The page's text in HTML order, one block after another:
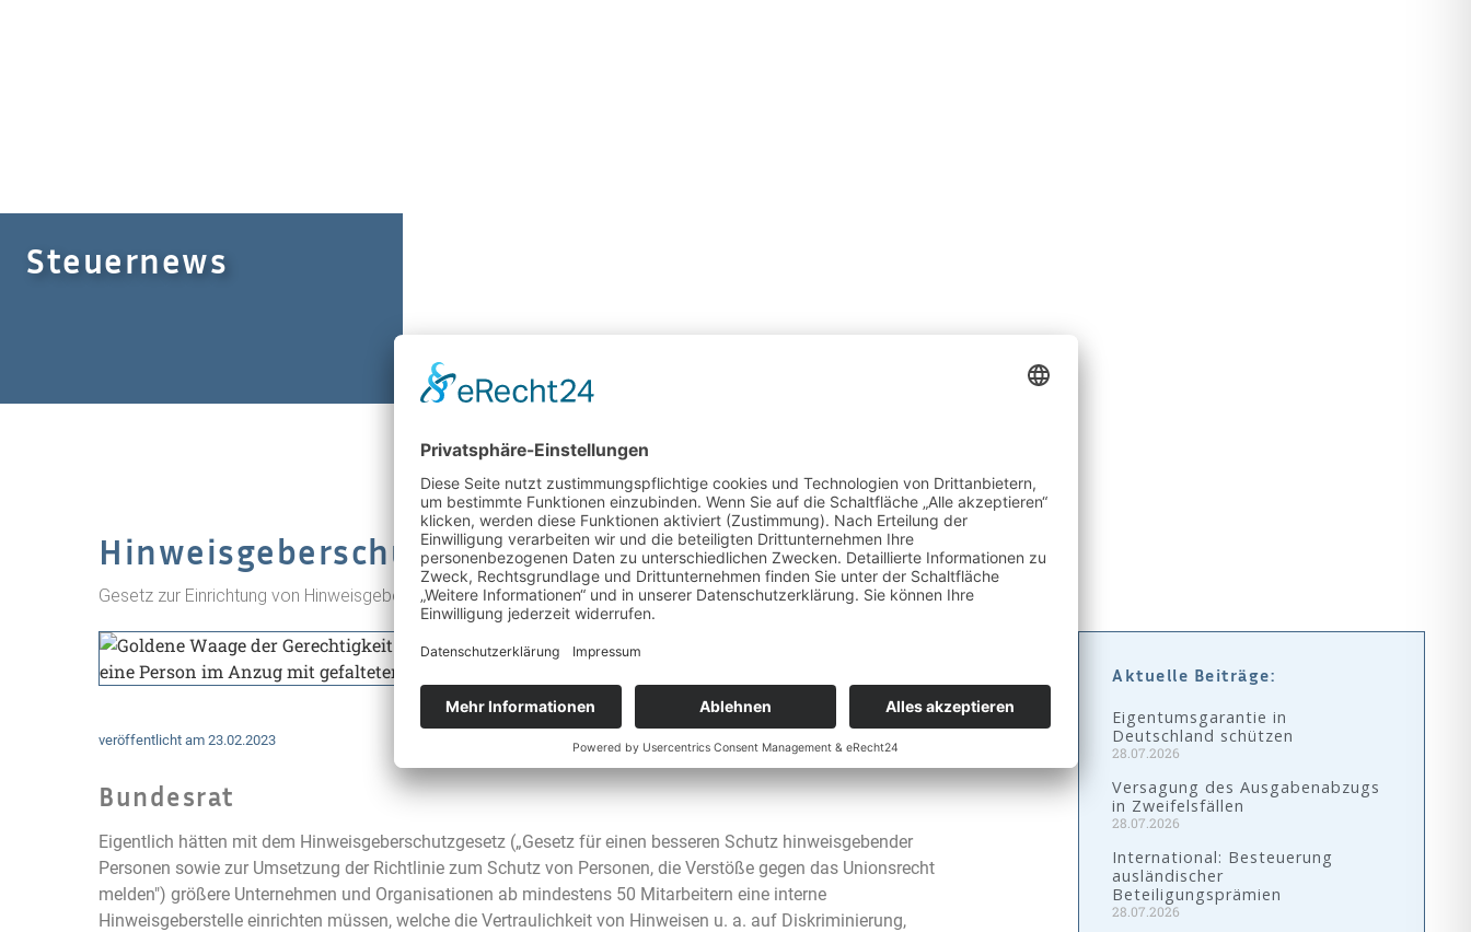
Steuernews
Hinweisgeberschutzgesetz gescheitert
Gesetz zur Einrichtung von Hinweisgeberstellen scheitert im Bundesrat
veröffentlicht am 23.02.2023
Bundesrat
Eigentlich hätten mit dem Hinweisgeberschutzgesetz („Gesetz für einen besseren Schutz hinweisgebender
Personen sowie zur Umsetzung der Richtlinie zum Schutz von Personen, die Verstöße gegen das Unionsrecht
melden") größere Unternehmen und Organisationen ab mindestens 50 Mitarbeitern eine interne
Hinweisgeberstelle einrichten müssen, welche die Vertraulichkeit von Hinweisen u. a. auf Diskriminierung,
Aktuelle Beiträge:
Eigentumsgarantie in
Deutschland schützen
28.07.2026
Versagung des Ausgabenabzugs
in Zweifelsfällen
28.07.2026
International: Besteuerung
ausländischer
Beteiligungsprämien
28.07.2026